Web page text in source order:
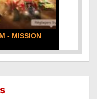
- MISSION